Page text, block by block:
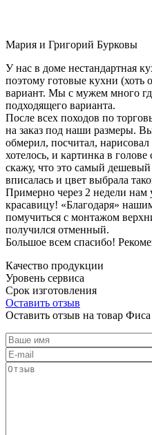
Мария и Григорий Бурковы
У нас в доме нестандартная
поэтому готовые кухни
вариант. Мы с мужем много
подходящего варианта.
После всех походов по
на заказ под наши размеры.
обмерил, посчитал,
хотелось, и картинка в
скажу, что это самый
вписалась и цвет выбрала
Примерно через 2 недели
красавицу! «Благодаря»
помучиться с монтажом
получился отменный.
Большое всем спасибо!
Качество продукции
Уровень сервиса
Срок изготовления
Оставить отзыв
Оставить отзыв на товар Фиса